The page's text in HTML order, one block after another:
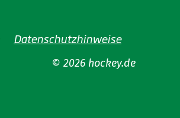
Datenschutzhinweise
© 2026 hockey.de